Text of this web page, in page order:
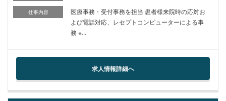
仕事内容
医療事務・受付事務を担当 患者様来院時の応対お
よび電話対応、レセプトコンピューターによる事
務 ※...
求人情報詳細へ